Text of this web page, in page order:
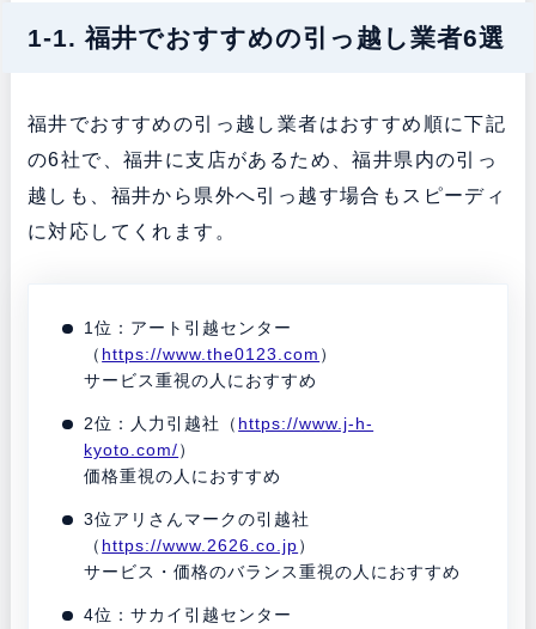
1-1. 福井でおすすめの引っ越し業者6選
福井でおすすめの引っ越し業者はおすすめ順に下記
の6社で、福井に支店があるため、福井県内の引っ
越しも、福井から県外へ引っ越す場合もスピーディ
に対応してくれます。
1位：アート引越センター
（ https://www.the0123.com ）
サービス重視の人におすすめ
2位：人力引越社（ https://www.j-h-
kyoto.com/）
価格重視の人におすすめ
3位アリさんマークの引越社
（ https://www.2626.co.jp）
サービス・価格のバランス重視の人におすすめ
4位：サカイ引越センター